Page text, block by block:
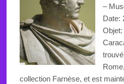
–
Date:
Objet:
collection Farnèse, et est